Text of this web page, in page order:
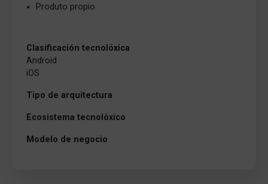
Produto propio
Clasificación tecnolóxica
Android
iOS
Tipo de arquitectura
Ecosistema tecnolóxico
Modelo de negocio